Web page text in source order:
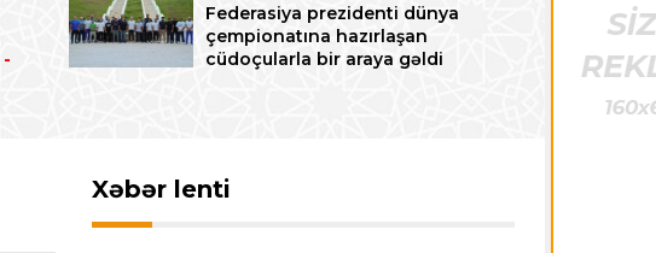
-
Federasiya prezidenti dünya
çempionatına hazırlaşan
cüdoçularla bir araya gəldi
Xəbər lenti